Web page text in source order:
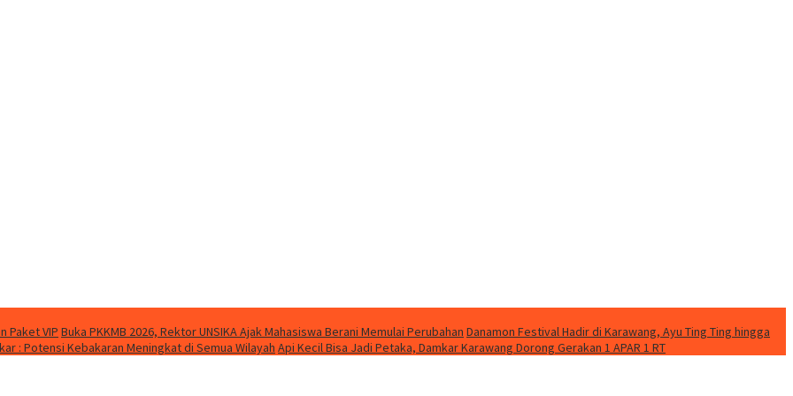
Paket VIP Buka PKKMB 2026, Rektor UNSIKA Ajak Mahasiswa Berani Memulai Perubahan Danamon Festival Hadir di Karawang, Ayu Ting Ting hingga
: Potensi Kebakaran Meningkat di Semua Wilayah Api Kecil Bisa Jadi Petaka, Damkar Karawang Dorong Gerakan 1 APAR 1 RT